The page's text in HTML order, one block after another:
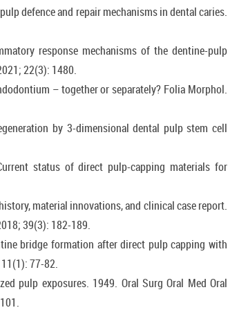
defence and repair mechanisms in dental caries.
response mechanisms of the dentine-pulp
22(3): 1480.
– together or separately? Folia Morphol.
by 3-dimensional dental pulp stem cell
status of direct pulp-capping materials for
material innovations, and clinical case report.
39(3): 182-189.
bridge formation after direct pulp capping with
77-82.
pulp exposures. 1949. Oral Surg Oral Med Oral